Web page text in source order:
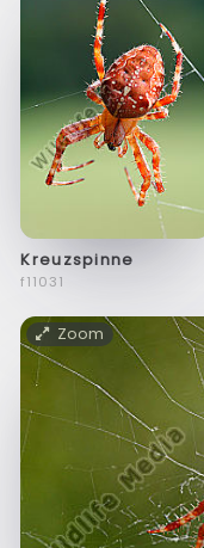
Kreuzspinne
f11031
Zoom